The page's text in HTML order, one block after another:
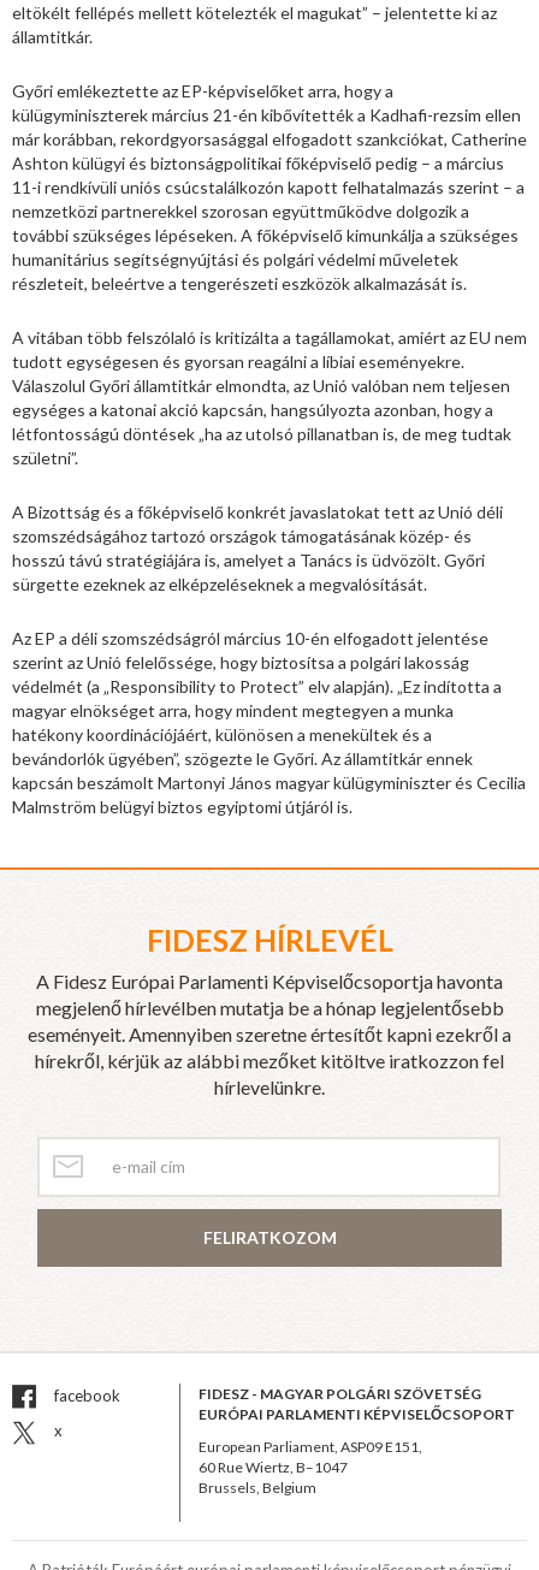
eltökélt fellépés mellett kötelezték el magukat” – jelentette ki az
államtitkár.
Győri emlékeztette az EP-képviselőket arra, hogy a
külügyminiszterek március 21-én kibővítették a Kadhafi-rezsim ellen
már korábban, rekordgyorsasággal elfogadott szankciókat, Catherine
Ashton külügyi és biztonságpolitikai főképviselő pedig – a március
11-i rendkívüli uniós csúcstalálkozón kapott felhatalmazás szerint – a
nemzetközi partnerekkel szorosan együttműködve dolgozik a
további szükséges lépéseken. A főképviselő kimunkálja a szükséges
humanitárius segítségnyújtási és polgári védelmi műveletek
részleteit, beleértve a tengerészeti eszközök alkalmazását is.
A vitában több felszólaló is kritizálta a tagállamokat, amiért az EU nem
tudott egységesen és gyorsan reagálni a líbiai eseményekre.
Válaszolul Győri államtitkár elmondta, az Unió valóban nem teljesen
egységes a katonai akció kapcsán, hangsúlyozta azonban, hogy a
létfontosságú döntések „ha az utolsó pillanatban is, de meg tudtak
születni”.
A Bizottság és a főképviselő konkrét javaslatokat tett az Unió déli
szomszédságához tartozó országok támogatásának közép- és
hosszú távú stratégiájára is, amelyet a Tanács is üdvözölt. Győri
sürgette ezeknek az elképzeléseknek a megvalósítását.
Az EP a déli szomszédságról március 10-én elfogadott jelentése
szerint az Unió felelőssége, hogy biztosítsa a polgári lakosság
védelmét (a „Responsibility to Protect” elv alapján). „Ez indította a
magyar elnökséget arra, hogy mindent megtegyen a munka
hatékony koordinációjáért, különösen a menekültek és a
bevándorlók ügyében”, szögezte le Győri. Az államtitkár ennek
kapcsán beszámolt Martonyi János magyar külügyminiszter és Cecilia
Malmström belügyi biztos egyiptomi útjáról is.
FIDESZ HÍRLEVÉL
A Fidesz Európai Parlamenti Képviselőcsoportja havonta
megjelenő hírlevélben mutatja be a hónap legjelentősebb
eseményeit. Amennyiben szeretne értesítőt kapni ezekről a
hírekről, kérjük az alábbi mezőket kitöltve iratkozzon fel
hírlevelünkre.
FELIRATKOZOM
facebook
x
FIDESZ - MAGYAR POLGÁRI SZÖVETSÉG
EURÓPAI PARLAMENTI KÉPVISELŐCSOPORT
European Parliament, ASP09 E151,
60 Rue Wiertz, B–1047
Brussels, Belgium